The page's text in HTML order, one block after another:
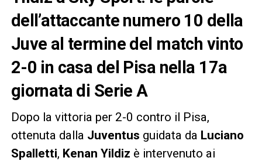
dell’attaccante numero 10 della
Juve al termine del match vinto
2-0 in casa del Pisa nella 17a
giornata di Serie A
Dopo la vittoria per 2-0 contro il Pisa,
ottenuta dalla Juventus guidata da Luciano
Spalletti, Kenan Yildiz è intervenuto ai